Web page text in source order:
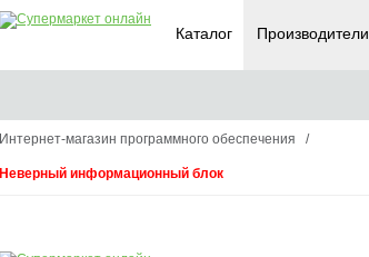
Каталог Производители
Интернет-магазин программного обеспечения /
Неверный информационный блок